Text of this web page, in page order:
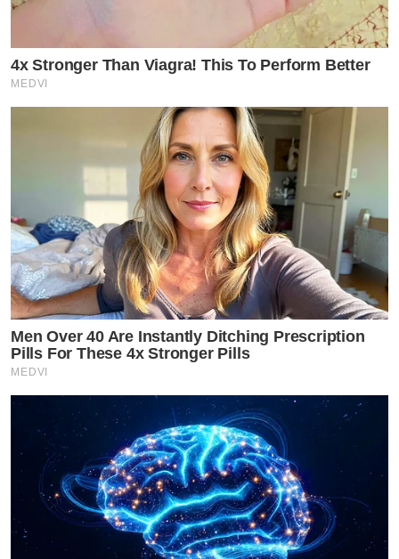
4x Stronger Than Viagra! This To Perform Better
MEDVI
Men Over 40 Are Instantly Ditching Prescription
Pills For These 4x Stronger Pills
MEDVI